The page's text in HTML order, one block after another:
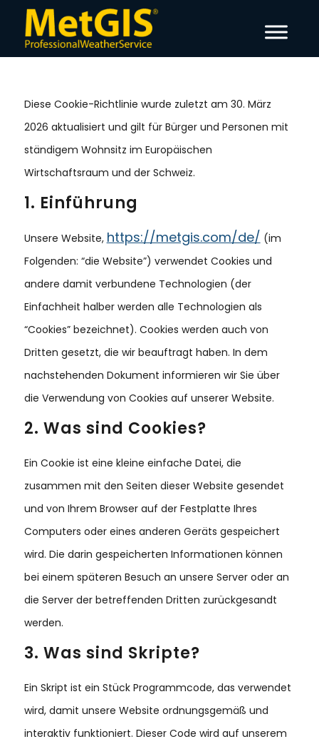
Diese Cookie-Richtlinie wurde zuletzt am 30. März
2026 aktualisiert und gilt für Bürger und Personen mit
ständigem Wohnsitz im Europäischen
Wirtschaftsraum und der Schweiz.
1. Einführung
Unsere Website, https://metgis.com/de/ (im
Folgenden: “die Website”) verwendet Cookies und
andere damit verbundene Technologien (der
Einfachheit halber werden alle Technologien als
“Cookies” bezeichnet). Cookies werden auch von
Dritten gesetzt, die wir beauftragt haben. In dem
nachstehenden Dokument informieren wir Sie über
die Verwendung von Cookies auf unserer Website.
2. Was sind Cookies?
Ein Cookie ist eine kleine einfache Datei, die
zusammen mit den Seiten dieser Website gesendet
und von Ihrem Browser auf der Festplatte Ihres
Computers oder eines anderen Geräts gespeichert
wird. Die darin gespeicherten Informationen können
bei einem späteren Besuch an unsere Server oder an
die Server der betreffenden Dritten zurückgesandt
werden.
3. Was sind Skripte?
Ein Skript ist ein Stück Programmcode, das verwendet
wird, damit unsere Website ordnungsgemäß und
interaktiv funktioniert. Dieser Code wird auf unserem